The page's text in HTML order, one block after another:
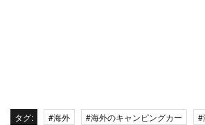
タグ: #海外 #海外のキャンピングカー #